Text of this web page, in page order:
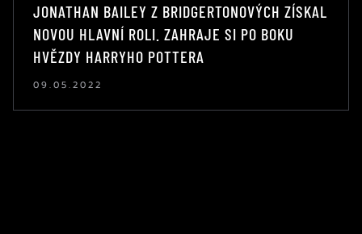
JONATHAN BAILEY Z BRIDGERTONOVÝCH ZÍSKAL
NOVOU HLAVNÍ ROLI. ZAHRAJE SI PO BOKU
HVĚZDY HARRYHO POTTERA
09.05.2022